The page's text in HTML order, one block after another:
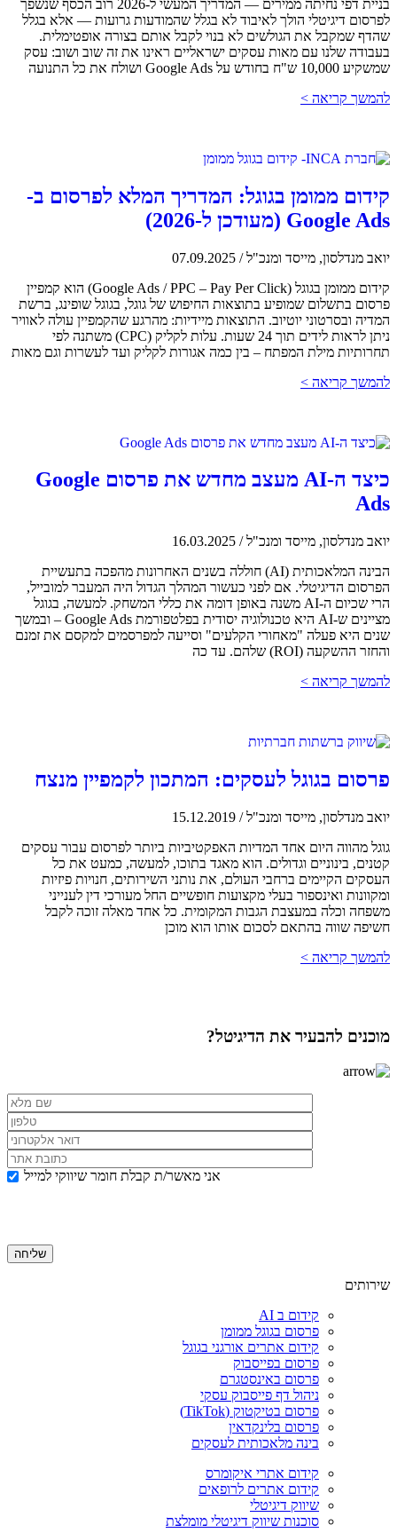
בניית דפי נחיתה ממירים — המדריך המעשי ל-2026 רוב הכסף שנשפך
לפרסום דיגיטלי הולך לאיבוד לא בגלל שהמודעות גרועות — אלא בגלל
שהדף שמקבל את הגולשים לא בנוי לקבל אותם בצורה אופטימלית.
בעבודה שלנו עם מאות עסקים ישראליים ראינו את זה שוב ושוב: עסק
שמשקיע 10,000 ש"ח בחודש על Google Ads ושולח את כל התנועה
להמשך קריאה >
קידום ממומן בגוגל: המדריך המלא לפרסום ב-
Google Ads (מעודכן ל-2026)
יואב מנדלסון, מייסד ומנכ"ל/
07.09.2025
קידום ממומן בגוגל (Google Ads / PPC – Pay Per Click) הוא קמפיין
פרסום בתשלום שמופיע בתוצאות החיפוש של גוגל, בגוגל שופינג, ברשת
המדיה ובסרטוני יוטיוב. התוצאות מיידיות: מהרגע שהקמפיין עולה לאוויר
ניתן לראות לידים תוך 24 שעות. עלות לקליק (CPC) משתנה לפי
תחרותיות מילת המפתח – בין כמה אגורות לקליק ועד לעשרות וגם מאות
להמשך קריאה >
כיצד ה-AI מעצב מחדש את פרסום Google
Ads
יואב מנדלסון, מייסד ומנכ"ל/
16.03.2025
הבינה המלאכותית (AI) חוללה בשנים האחרונות מהפכה בתעשיית
הפרסום הדיגיטלי. אם לפני כעשור המהלך הגדול היה המעבר למובייל,
הרי שכיום ה-AI משנה באופן דומה את כללי המשחק. למעשה, בגוגל
מציינים ש-AI היא טכנולוגיה יסודית בפלטפורמת Google Ads – ובמשך
שנים היא פעלה "מאחורי הקלעים" וסייעה למפרסמים למקסם את זמנם
והחזר ההשקעה (ROI) שלהם. עד כה
להמשך קריאה >
פרסום בגוגל לעסקים: המתכון לקמפיין מנצח
יואב מנדלסון, מייסד ומנכ"ל/
15.12.2019
גוגל מהווה היום אחד המדיות האפקטיביות ביותר לפרסום עבור עסקים
קטנים, בינוניים וגדולים. הוא מאגד בתוכו, למעשה, כמעט את כל
העסקים הקיימים ברחבי העולם, את נותני השירותים, חנויות פיזיות
ומקוונות ואינספור בעלי מקצועות חופשיים החל מעורכי דין לענייני
משפחה וכלה במעצבת הגבות המקומית. כל אחד מאלה זוכה לקבל
חשיפה שווה בהתאם לסכום אותו הוא מוכן
להמשך קריאה >
מוכנים להבעיר את הדיגיטל?
אני מאשר/ת קבלת חומר שיווקי למייל
שירותים
קידום ב AI
פרסום בגוגל ממומן
קידום אתרים אורגני בגוגל
פרסום בפייסבוק
פרסום באינסטגרם
ניהול דף פייסבוק עסקי
פרסום בטיקטוק (TikTok)
פרסום בלינקדאין
בינה מלאכותית לעסקים
קידום אתרי איקומרס
קידום אתרים לרופאים
שיווק דיגיטלי
סוכנות שיווק דיגיטלי מומלצת